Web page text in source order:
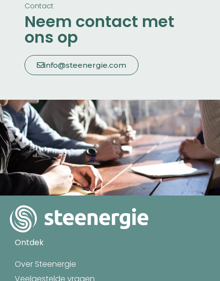
Contact
Neem contact met
ons op
info@steenergie.com
Ontdek
Over Steenergie